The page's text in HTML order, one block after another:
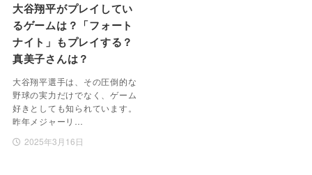
大谷翔平がプレイしてい
るゲームは？「フォート
ナイト」もプレイする？
真美子さんは？
大谷翔平選手は、その圧倒的な
野球の実力だけでなく、ゲーム
好きとしても知られています。
昨年メジャーリ…
2025年3月16日